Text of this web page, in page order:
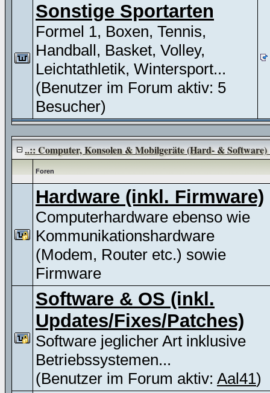
Sonstige Sportarten
Formel 1, Boxen, Tennis,
Handball, Basket, Volley,
Leichtathletik, Wintersport...
(Benutzer im Forum aktiv: 5
Besucher)
..:: Computer, Konsolen & Mobilgeräte (Hard- & Software)
Foren
Hardware (inkl. Firmware)
Computerhardware ebenso wie
Kommunikationshardware
(Modem, Router etc.) sowie
Firmware
Software & OS (inkl.
Updates/Fixes/Patches)
Software jeglicher Art inklusive
Betriebssystemen...
(Benutzer im Forum aktiv: Aal41)